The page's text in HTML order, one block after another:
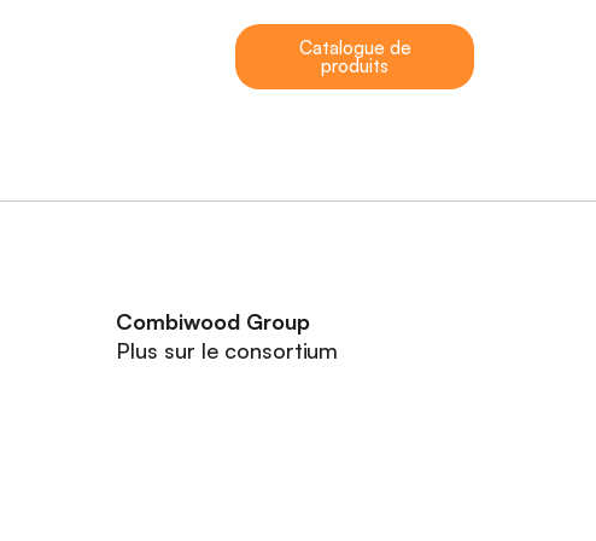
Catalogue de
produits
Combiwood Group
Plus sur le consortium